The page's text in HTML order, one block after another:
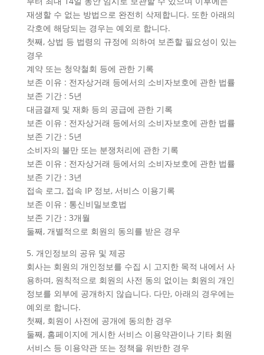
재생할 수 없는 방법으로 완전히 삭제합니다. 또한 아래의
각호에 해당되는 경우는 예외로 합니다.
첫째, 상법 등 법령의 규정에 의하여 보존할 필요성이 있는
경우
계약 또는 청약철회 등에 관한 기록
보존 이유 : 전자상거래 등에서의 소비자보호에 관한 법률
보존 기간 : 5년
대금결제 및 재화 등의 공급에 관한 기록
보존 이유 : 전자상거래 등에서의 소비자보호에 관한 법률
보존 기간 : 5년
소비자의 불만 또는 분쟁처리에 관한 기록
보존 이유 : 전자상거래 등에서의 소비자보호에 관한 법률
보존 기간 : 3년
접속 로그, 접속 IP 정보, 서비스 이용기록
보존 이유 : 통신비밀보호법
보존 기간 : 3개월
둘째, 개별적으로 회원의 동의를 받은 경우
5. 개인정보의 공유 및 제공
회사는 회원의 개인정보를 수집 시 고지한 목적 내에서 사
용하며, 원칙적으로 회원의 사전 동의 없이는 회원의 개인
정보를 외부에 공개하지 않습니다. 다만, 아래의 경우에는
예외로 합니다.
첫째, 회원이 사전에 공개에 동의한 경우
둘째, 홈페이지에 게시한 서비스 이용약관이나 기타 회원
서비스 등 이용약관 또는 정책을 위반한 경우